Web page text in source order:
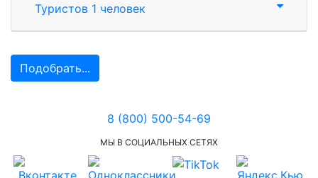
Туристов 1 человек
Подобрать...
8 (800) 500-54-69
МЫ В СОЦИАЛЬНЫХ СЕТЯХ